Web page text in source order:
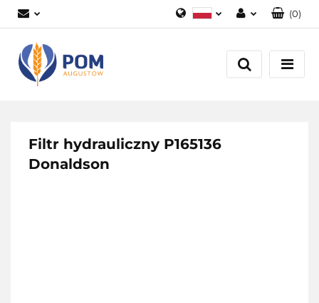
Zaloguj się
Załóż konto
(0)
Filtr hydrauliczny P165136
Donaldson